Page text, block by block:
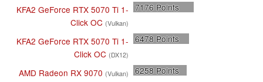
KFA2 GeForce RTX 5070 Ti 1-
Click OC (Vulkan)
7176 Points
KFA2 GeForce RTX 5070 Ti 1-
Click OC (DX12)
6478 Points
AMD Radeon RX 9070 (Vulkan) 6258 Points